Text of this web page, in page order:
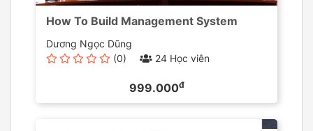
How To Build Management System
Dương Ngọc Dũng
(0)
24 Học viên
999.000đ